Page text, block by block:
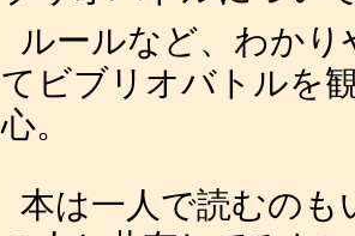
ルールなど、わか
てビブリオバトルを
心。
本は一人で読むの